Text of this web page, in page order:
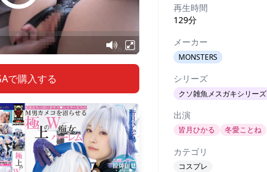
で購入する
再生時間
129分
メーカー
MONSTERS
シリーズ
クソ雑魚メスガキシリーズ
出演
皆月ひかる 冬愛ことね
カテゴリ
コスプレ